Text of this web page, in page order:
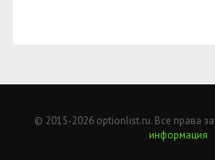
© 2015-2026 optionlist.ru. Все права
информация